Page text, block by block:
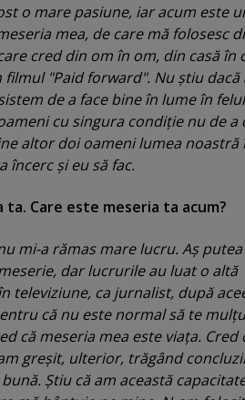
o mare pasiune, iar acum este
mea, de care mă folosesc
cred din om în om, din casă în
"Paid forward". Nu ştiu dacă
de a face bine în lume în felul
cu singura condiţie nu de a
altor doi oameni lumea noastră
încerc şi eu să fac.
Care este meseria ta acum?
mi-a rămas mare lucru. Aş putea
dar lucrurile au luat o altă
televiziune, ca jurnalist, după
că nu este normal să te
că meseria mea este viaţa. Cred
greşit, ulterior, trăgând
Ştiu că am această